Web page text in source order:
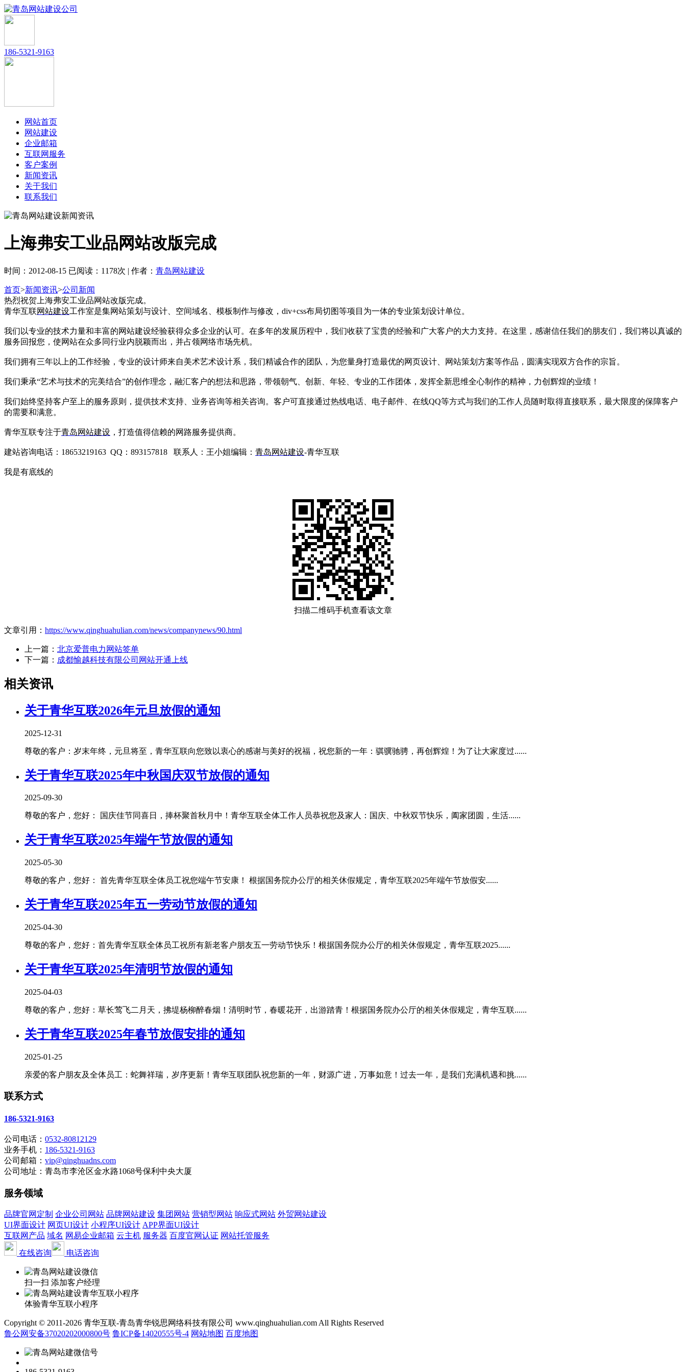
186-5321-9163
网站首页
网站建设
企业邮箱
互联网服务
客户案例
新闻资讯
关于我们
联系我们
上海弗安工业品网站改版完成
时间：2012-08-15 已阅读：1178次 | 作者： 青岛网站建设
首页>新闻资讯>公司新闻
热烈祝贺上海弗安工业品网站改版完成。
青华互联网站建设工作室是集网站策划与设计、空间域名、模板制作与修改，div+css布局切图等项目为一体的专业策划设计单位。
我们以专业的技术力量和丰富的网站建设经验获得众多企业的认可。在多年的发展历程中，我们收获了宝贵的经验和广大客户的大力支持。在这里，感谢信任我们的朋友们，我们将以真诚的
服务回报您，使网站在众多同行业内脱颖而出，并占领网络市场先机。
我们拥有三年以上的工作经验，专业的设计师来自美术艺术设计系，我们精诚合作的团队，为您量身打造最优的网页设计、网站策划方案等作品，圆满实现双方合作的宗旨。
我们秉承“艺术与技术的完美结合”的创作理念，融汇客户的想法和思路，带领朝气、创新、年轻、专业的工作团体，发挥全新思维全心制作的精神，力创辉煌的业绩！
我们始终坚持客户至上的服务原则，提供技术支持、业务咨询等相关咨询。客户可直接通过热线电话、电子邮件、在线QQ等方式与我们的工作人员随时取得直接联系，最大限度的保障客户
的需要和满意。
青华互联专注于青岛网站建设 ，打造值得信赖的网路服务提供商。
建站咨询电话：18653219163 QQ：893157818 联系人：王小姐编辑： 青岛网站建设-青华互联
我是有底线的
扫描二维码手机查看该文章
文章引用： https://www.qinghuahulian.com/news/companynews/90.html
上一篇： 北京爱普电力网站签单
下一篇： 成都愉越科技有限公司网站开通上线
相关资讯
关于青华互联2026年元旦放假的通知
2025-12-31
尊敬的客户：岁末年终，元旦将至，青华互联向您致以衷心的感谢与美好的祝福，祝您新的一年：骐骥驰骋，再创辉煌！为了让大家度过......
关于青华互联2025年中秋国庆双节放假的通知
2025-09-30
尊敬的客户，您好： 国庆佳节同喜日，捧杯聚首秋月中！青华互联全体工作人员恭祝您及家人：国庆、中秋双节快乐，阖家团圆，生活......
关于青华互联2025年端午节放假的通知
2025-05-30
尊敬的客户，您好： 首先青华互联全体员工祝您端午节安康！ 根据国务院办公厅的相关休假规定，青华互联2025年端午节放假安......
关于青华互联2025年五一劳动节放假的通知
2025-04-30
尊敬的客户，您好：首先青华互联全体员工祝所有新老客户朋友五一劳动节快乐！根据国务院办公厅的相关休假规定，青华互联2025......
关于青华互联2025年清明节放假的通知
2025-04-03
尊敬的客户，您好：草长莺飞二月天，拂堤杨柳醉春烟！清明时节，春暖花开，出游踏青！根据国务院办公厅的相关休假规定，青华互联......
关于青华互联2025年春节放假安排的通知
2025-01-25
亲爱的客户朋友及全体员工：蛇舞祥瑞，岁序更新！青华互联团队祝您新的一年，财源广进，万事如意！过去一年，是我们充满机遇和挑......
联系方式
186-5321-9163
公司电话： 0532-80812129
业务手机： 186-5321-9163
公司邮箱： vip@qinghuadns.com
公司地址：青岛市李沧区金水路1068号保利中央大厦
服务领域
品牌官网定制 企业公司网站 品牌网站建设 集团网站 营销型网站 响应式网站 外贸网站建设
UI界面设计 网页UI设计 小程序UI设计 APP界面UI设计
互联网产品 域名 网易企业邮箱 云主机 服务器 百度官网认证 网站托管服务
在线咨询
电话咨询
扫一扫 添加客户经理
体验青华互联小程序
Copyright © 2011-2026 青华互联-青岛青华锐思网络科技有限公司 www.qinghuahulian.com All Rights Reserved
鲁公网安备37020202000800号 鲁ICP备14020555号-4 网站地图 百度地图